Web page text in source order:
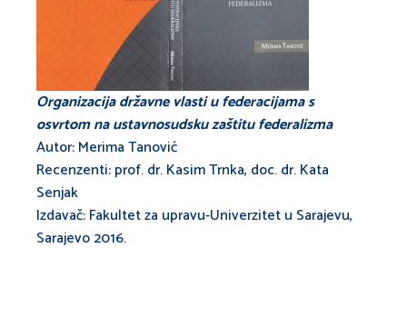
Organizacija državne vlasti u federacijama s
osvrtom na ustavnosudsku zaštitu federalizma
Autor: Merima Tanović
Recenzenti: prof. dr. Kasim Trnka, doc. dr. Kata
Senjak
Izdavač: Fakultet za upravu-Univerzitet u Sarajevu,
Sarajevo 2016.